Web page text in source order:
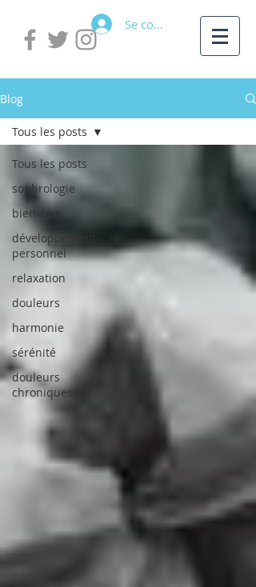
Se connecter
Blog
Tous les posts
sophrologie
bien-être
développement
personnel
relaxation
douleurs
harmonie
sérénité
douleurs
chroniques
Tous les posts